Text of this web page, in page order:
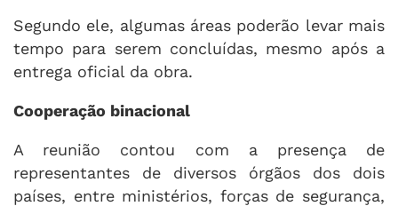
Segundo ele, algumas áreas poderão levar mais
tempo para serem concluídas, mesmo após a
entrega oficial da obra.
Cooperação binacional
A reunião contou com a presença de
representantes de diversos órgãos dos dois
países, entre ministérios, forças de segurança,